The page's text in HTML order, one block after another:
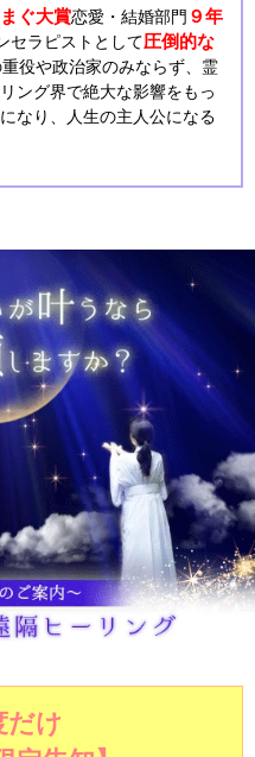
ぐ大賞恋愛・結婚部門 ９年
セラピストとして圧倒的な
役や政治家のみならず、霊
ング界で絶大な影響をもっ
なり、人生の主人公になる
だけ